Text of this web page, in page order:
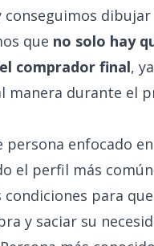
que no solo hay
comprador final,
manera durante el
persona enfocado
el perfil más
para
y saciar su